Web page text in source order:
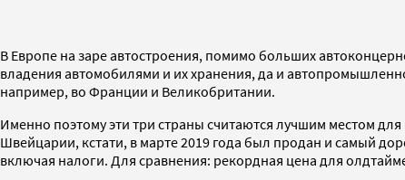
В Европе на заре автостроения, помимо больших
владения автомобилями и их хранения, да и
например, во Франции и Великобритании.
Именно поэтому эти три страны считаются лучшим местом
Швейцарии, кстати, в марте 2019 года был продан и самый
включая налоги. Для сравнения: рекордная цена для